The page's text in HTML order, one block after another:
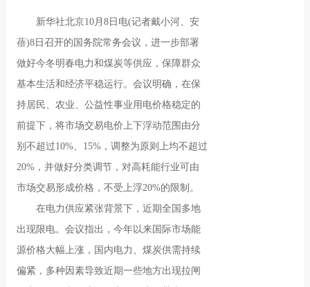
新华社北京10月8日电(记者戴小河、安
蓓)8日召开的国务院常务会议，进一步部署
做好今冬明春电力和煤炭等供应，保障群众
基本生活和经济平稳运行。会议明确，在保
持居民、农业、公益性事业用电价格稳定的
前提下，将市场交易电价上下浮动范围由分
别不超过10%、15%，调整为原则上均不超过
20%，并做好分类调节，对高耗能行业可由
市场交易形成价格，不受上浮20%的限制。
在电力供应紧张背景下，近期全国多地
出现限电。会议指出，今年以来国际市场能
源价格大幅上涨，国内电力、煤炭供需持续
偏紧，多种因素导致近期一些地方出现拉闸